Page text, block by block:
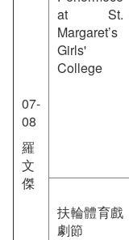
07-
08
羅
文
傑
at St.
Margaret’s
Girls'
College
扶輪體育戲
劇節